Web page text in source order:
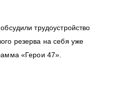
трудоустройство
резерва на себя уже
«Герои 47».